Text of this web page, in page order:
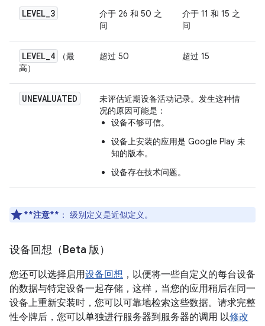
LEVEL_3
介于 26 和 50 之
间
介于 11 和 15 之
间
LEVEL_4
（最
高）
超过 50 超过 15
UNEVALUATED
未评估近期设备活动记录。发生这种情
况的原因可能是：
设备不够可信。
设备上安装的应用是 Google Play 未
知的版本。
设备存在技术问题。
**注意** ： 级别定义是近似定义。
设备回想（Beta 版）
您还可以选择启用设备回想 ，以便将一些自定义的每台设备
的数据与特定设备一起存储，这样，当您的应用稍后在同一
设备上重新安装时，您可以可靠地检索这些数据。请求完整
性令牌后，您可以单独进行服务器到服务器的调用 以修改